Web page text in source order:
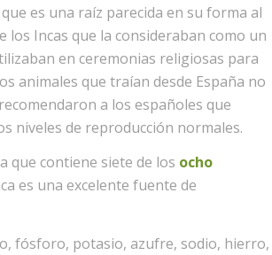
que es una raíz parecida en su forma al
los Incas que la consideraban como un
en ceremonias religiosas para
animales que traían desde España no
a los españoles que
niveles de reproducción normales.
que contiene siete de los ocho
es una excelente fuente de
fósforo, potasio, azufre, sodio, hierro,